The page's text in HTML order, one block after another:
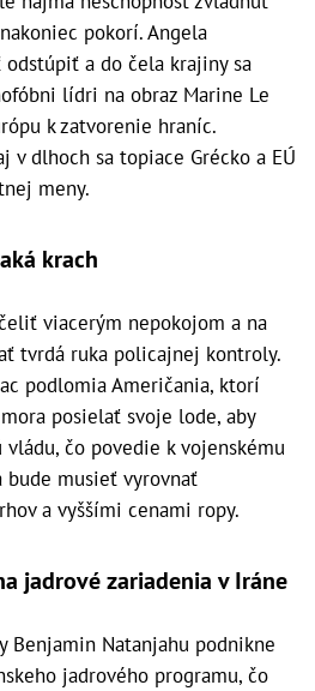
pokorí. Angela
a do čela krajiny sa
lídri na obraz Marine Le
k zatvorenie hraníc.
v dlhoch sa topiace Grécko a EÚ
meny.
krach
viacerým nepokojom a na
tvrdá ruka policajnej kontroly.
podlomia Američania, ktorí
posielať svoje lode, aby
čo povedie k vojenskému
bude musieť vyrovnať
a vyššími cenami ropy.
jadrové zariadenia v Iráne
Benjamin Natanjahu podnikne
jadrového programu, čo